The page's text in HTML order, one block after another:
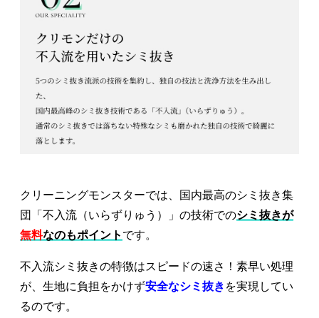
クリーニングモンスターでは、国内最高のシミ抜き集
団「不入流（いらずりゅう）」の技術でのシミ抜きが
無料なのもポイント です。
不入流シミ抜きの特徴はスピードの速さ！素早い処理
が、生地に負担をかけず安全なシミ抜き を実現してい
るのです。